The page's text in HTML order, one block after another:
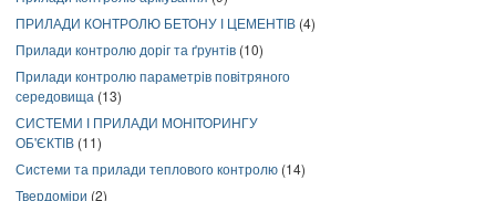
ПРИЛАДИ КОНТРОЛЮ БЕТОНУ І ЦЕМЕНТІВ (4)
Прилади контролю доріг та ґрунтів (10)
Прилади контролю параметрів повітряного
середовища (13)
СИСТЕМИ І ПРИЛАДИ МОНІТОРИНГУ
ОБ'ЄКТІВ (11)
Системи та прилади теплового контролю (14)
Твердоміри (2)